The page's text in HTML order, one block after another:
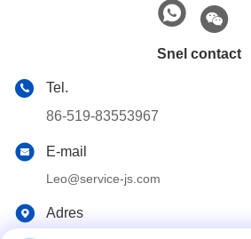
Snel contact
Tel.
86-519-83553967
E-mail
Leo@service-js.com
Adres